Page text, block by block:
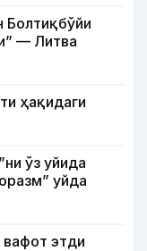
Болтиқбўйи
— Литва
ҳақидаги
ўз уйида
уйда
этди